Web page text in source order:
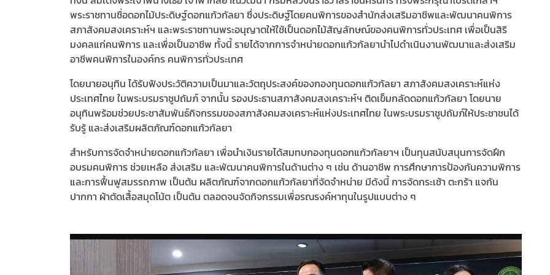
พระราชทานชื่อดอกไม้ประดิษฐ์ดอกแก้วกัลยา ซึ่งประดิษฐ์โดยคนพิการของสำนักส่งเสริมอาชีพและพัฒนาคนพิการ
สภาสังคมสงเคราะห์ฯ และพระราชทานพระอนุญาตให้ใช้เป็นดอกไม้สัญลักษณ์ของคนพิการทั่วประเทศ เพื่อเป็นสิริ
มงคลแก่คนพิการ และเพื่อเป็นอาชีพ ทั้งนี้ รายได้จากการจำหน่ายดอกแก้วกัลยานำไปดำเนินงานพัฒนาและส่งเสริม
อาชีพคนพิการในองค์กร คนพิการทั่วประเทศ
โดยนายอนุทิน ได้รับฟังประวัติความเป็นมาและวัตถุประสงค์ของกองทุนดอกแก้วกัลยา สภาสังคมสงเคราะห์แห่ง
ประเทศไทย ในพระบรมราชูปถัมภ์ จากนั้น รองประธานสภาสังคมสงเคราะห์ฯ ติดเข็มกลัดดอกแก้วกัลยา โดยนาย
อนุทินพร้อมช่วยประชาสัมพันธ์กิจกรรมของสภาสังคมสงเคราะห์แห่งประเทศไทย ในพระบรมราชูปถัมภ์ให้ประชาชนได้
รับรู้ และส่งเสริมผลิตภัณฑ์ดอกแก้วกัลยา
สำหรับการจัดจำหน่ายดอกแก้วกัลยา เพื่อนำเงินรายได้สมทบกองทุนดอกแก้วกัลยาฯ เป็นทุนสนับสนุนการจัดฝึก
อบรมคนพิการ ช่วยเหลือ ส่งเสริม และพัฒนาคนพิการในด้านต่าง ๆ เช่น ด้านอาชีพ การศึกษาการป้องกันความพิการ
และการฟื้นฟูสมรรถภาพ เป็นต้น ผลิตภัณฑ์จากดอกแก้วกัลยาที่จัดจำหน่าย มีดังนี้ การจัดกระเช้า ตะกร้า แจกัน
ปากกา ผ้าตัดเสื้อสมุดโน้ต เป็นต้น ตลอดจนจัดกิจกรรมเพื่อรณรงค์หาทุนในรูปแบบต่าง ๆ